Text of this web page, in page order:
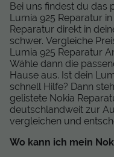
Bei uns findest du das
Lumia 925 Reparatur
Reparatur direkt in
schwer. Vergleiche
Lumia 925 Reparatur
Wähle dann die
Hause aus. Ist dein
schnell Hilfe? Dann
gelistete Nokia
deutschlandweit zur
vergleichen und
Wo kann ich mein